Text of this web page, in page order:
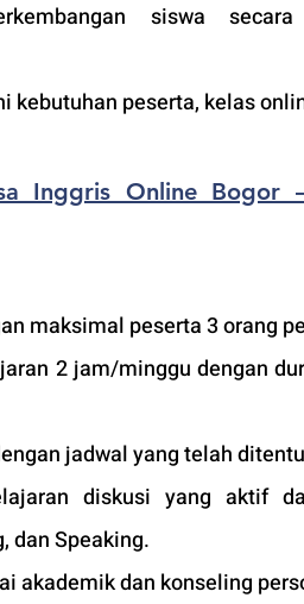
siswa
kebutuhan peserta, kelas
Inggris Online Bogor
maksimal peserta 3 orang
2 jam/minggu dengan
jadwal yang telah
diskusi yang aktif
dan Speaking.
akademik dan konseling